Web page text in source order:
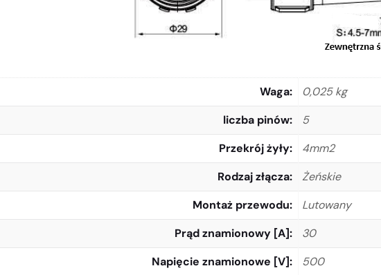
Waga
0,025 kg
liczba pinów
5
Przekrój żyły
4mm2
Rodzaj złącza
Żeńskie
Montaż przewodu
Lutowany
Prąd znamionowy [A]
30
Napięcie znamionowe [V]
500